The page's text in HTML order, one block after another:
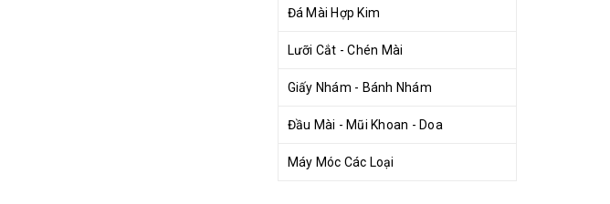
Đá Mài Hợp Kim
Lưỡi Cắt - Chén Mài
Giấy Nhám - Bánh Nhám
Đầu Mài - Mũi Khoan - Doa
Máy Móc Các Loại